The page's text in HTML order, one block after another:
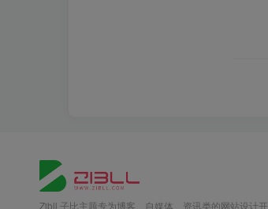
Zibll 子比主题专为博客、自媒体、资讯类的网站设计开